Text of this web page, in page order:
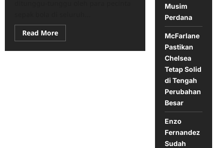
Read MoreRead
more
Presiden
Musim
Perdana
McFarlane
Pastikan
Chelsea
Tetap Solid
di Tengah
Perubahan
Besar
Enzo
Fernandez
Sudah